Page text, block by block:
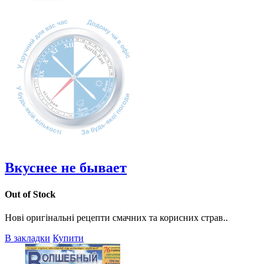
Вкуснее не бывает
Out of Stock
Нові оригінальні рецепти смачних та корисних страв..
В закладки Купити